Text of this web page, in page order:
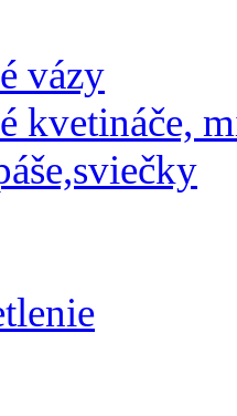
vázy
kvetináče,